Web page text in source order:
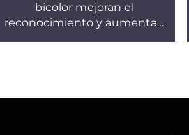
bicolor mejoran el
reconocimiento y aumentan